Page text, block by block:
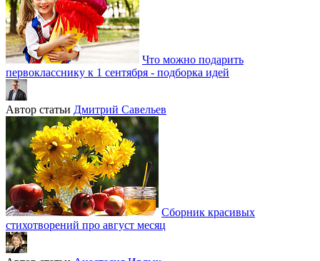
Что можно подарить
первокласснику к 1 сентября - подборка идей
Автор статьи Дмитрий Савельев
Сборник красивых
стихотворений про август месяц